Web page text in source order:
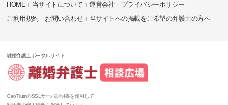
HOME 当サイトについて 運営会社
プライバシーポリシー
ご利用規約
お問い合わせ 当サイトへの掲載をご希望の弁護士の方へ
離婚弁護士ポータルサイト
GeoTrustのSSLサーバ証明書を使用して、